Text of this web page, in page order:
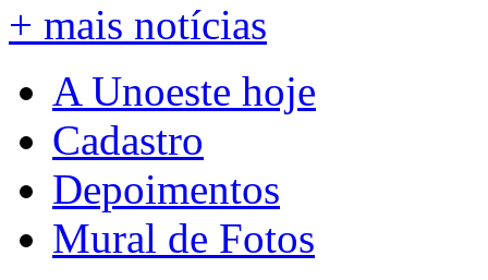
+ mais notícias
A Unoeste hoje
Cadastro
Depoimentos
Mural de Fotos